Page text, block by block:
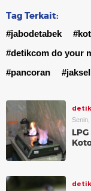
Tag Terkait:
#jabodetabek
#detikcom do your
#pancoran
#jaksel